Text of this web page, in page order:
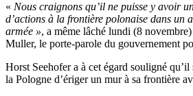
« Nous craignons qu’il ne puisse y avoir
d’actions à la frontière polonaise dans un
armée », a même lâché lundi (8
Muller, le porte-parole du gouvernement
Horst Seehofer a à cet égard souligné
la Pologne d’ériger un mur à sa frontière